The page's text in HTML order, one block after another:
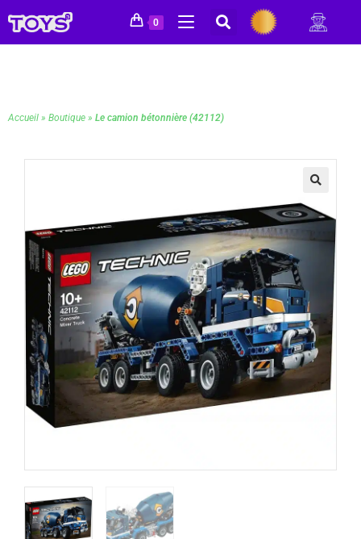
0
Accueil » Boutique » Le camion bétonnière (42112)